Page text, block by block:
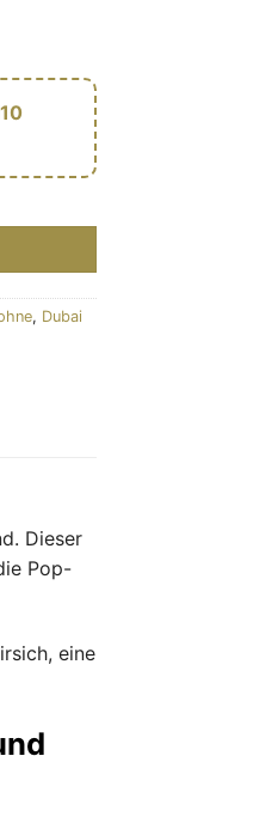
rose 50 ml) – Tubbees
, Dubai
Dieser
Pop-
eine